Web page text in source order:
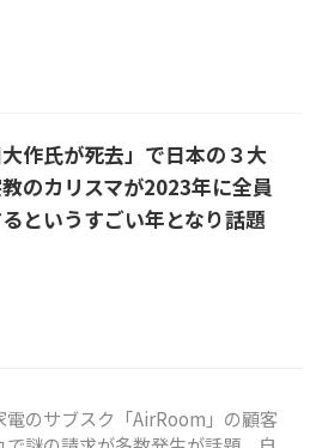
大作氏が死去」で日本の３大
のカリスマが2023年に全員
というすごい年となり話題
電のサブスク「AirRoom」の顧客